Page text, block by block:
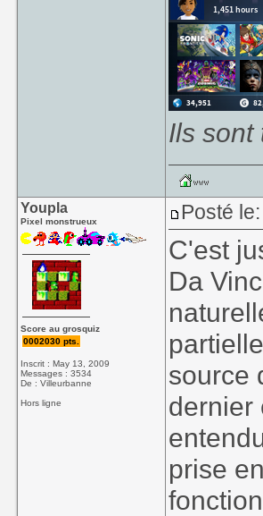
Ils sont
Youpla
Pixel monstrueux
Score au grosquiz
0002030 pts.
Inscrit : May 13, 2009
Messages : 3534
De : Villeurbanne
Hors ligne
Posté
C'est
Da
source
dernier
prise